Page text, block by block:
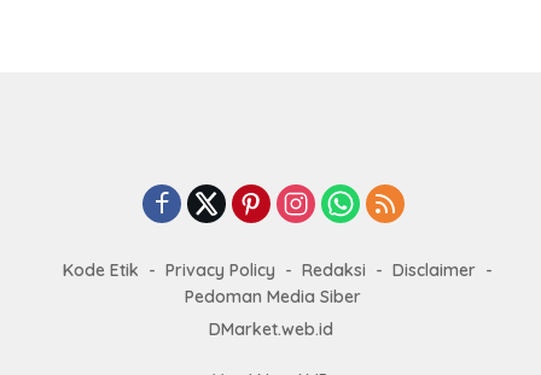
Kode Etik Privacy Policy Redaksi
Disclaimer
Pedoman Media Siber
DMarket.web.id